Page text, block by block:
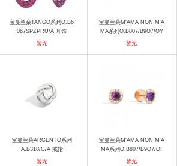
宝曼兰朵TANGO系列O.B6
067SPZPRU/A 耳饰
暂无
宝曼兰朵M'AMA NON M'A
MA系列O.B807/B9O7/OY
耳饰
暂无
宝曼兰朵ARGENTO系列
A.B318/G/A 戒指
暂无
宝曼兰朵M'AMA NON M'A
MA系列O.B807/B9O7/OI
耳饰
暂无